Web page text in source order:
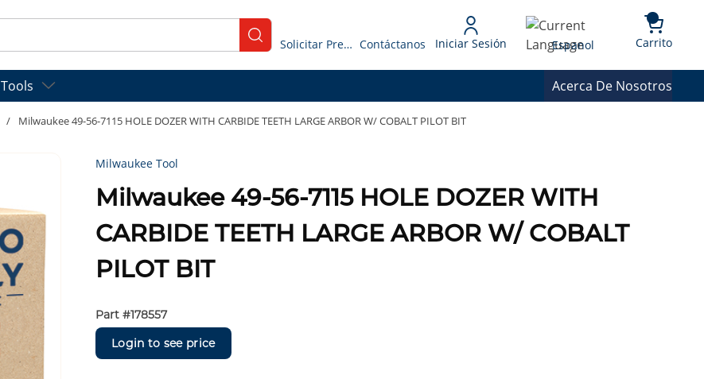
submit search
Solicitar Presupuesto Contáctanos Iniciar Sesión Language
Espanol Carrito{0}
Tools Acerca De Nosotros
/ Milwaukee 49-56-7115 HOLE DOZER WITH CARBIDE TEETH LARGE ARBOR W/ COBALT PILOT BIT
Milwaukee Tool
Milwaukee 49-56-7115 HOLE DOZER WITH
CARBIDE TEETH LARGE ARBOR W/ COBALT
PILOT BIT
Part #178557
Login to see price